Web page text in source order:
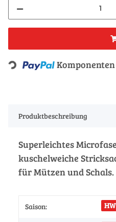
Loading...
Produktbeschreibung
Superleichtes
kuschelweiche
für Mützen und Schals.
Saison: